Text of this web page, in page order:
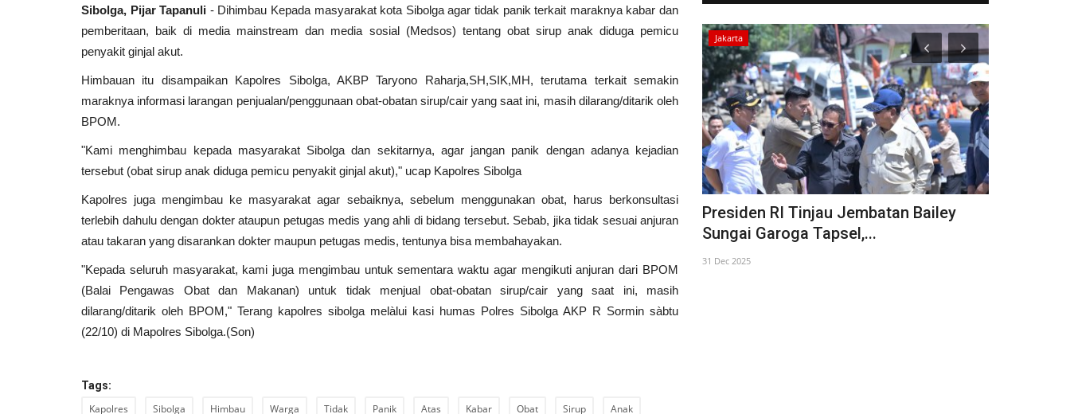
Sibolga, Pijar Tapanuli - Dihimbau Kepada masyarakat kota Sibolga agar tidak panik terkait maraknya kabar dan
pemberitaan, baik di media mainstream dan media sosial (Medsos) tentang obat sirup anak diduga pemicu
penyakit ginjal akut.
Himbauan itu disampaikan Kapolres Sibolga, AKBP Taryono Raharja,SH,SIK,MH, terutama terkait semakin
maraknya informasi larangan penjualan/penggunaan obat-obatan sirup/cair yang saat ini, masih dilarang/ditarik oleh
BPOM.
"Kami menghimbau kepada masyarakat Sibolga dan sekitarnya, agar jangan panik dengan adanya kejadian
tersebut (obat sirup anak diduga pemicu penyakit ginjal akut)," ucap Kapolres Sibolga
Kapolres juga mengimbau ke masyarakat agar sebaiknya, sebelum menggunakan obat, harus berkonsultasi
terlebih dahulu dengan dokter ataupun petugas medis yang ahli di bidang tersebut. Sebab, jika tidak sesuai anjuran
atau takaran yang disarankan dokter maupun petugas medis, tentunya bisa membahayakan.
"Kepada seluruh masyarakat, kami juga mengimbau untuk sementara waktu agar mengikuti anjuran dari BPOM
(Balai Pengawas Obat dan Makanan) untuk tidak menjual obat-obatan sirup/cair yang saat ini, masih
dilarang/ditarik oleh BPOM," Terang kapolres sibolga melàlui kasi humas Polres Sibolga AKP R Sormin sàbtu
(22/10) di Mapolres Sibolga.(Son)
Tags:
Kapolres Sibolga Himbau Warga Tidak Panik Atas Kabar Obat Sirup Anak
Politik
Bawaslu Sibolga Himbau, Masa Tenang
Tidak Ada Kegiatan...
Olahraga
Atlit Karate KKI Sibolga Torehkan 7
Medali, 2 Emas, 1 Perak,...
Jakarta
Presiden RI Tinjau Jembatan Bailey
Sungai Garoga Tapsel,...
31 Dec 2025